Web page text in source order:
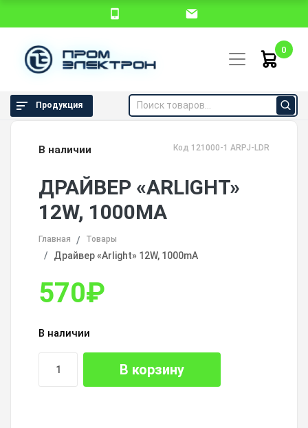
0
Продукция
В наличии Код 121000-1 ARPJ-LDR
ДРАЙВЕР «ARLIGHT»
12W, 1000MA
Главная Товары
Драйвер «Arlight» 12W, 1000mA
570₽
В наличии
В корзину